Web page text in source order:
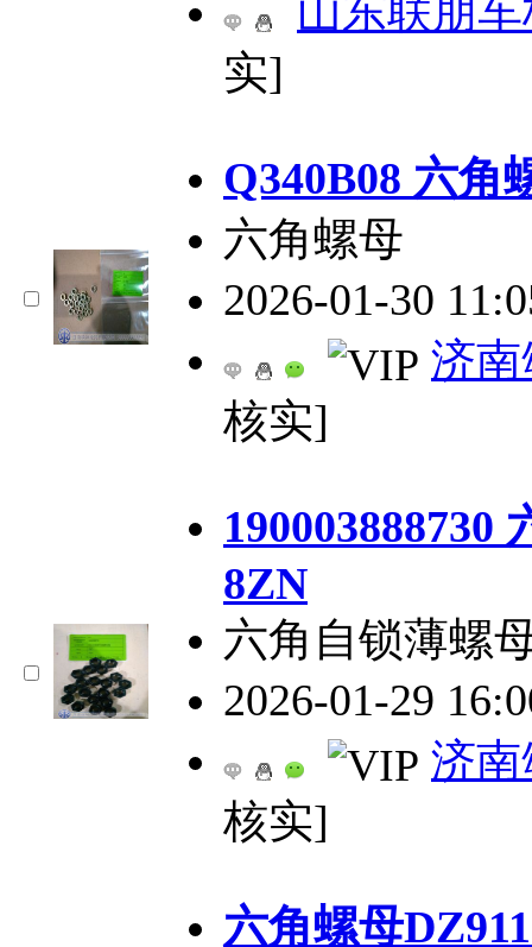
山东联朋
实]
Q340B08 六角
六角螺母
2026-01-30
济
核实]
190003888730
8ZN
六角自锁薄螺
2026-01-29
济
核实]
六角螺母